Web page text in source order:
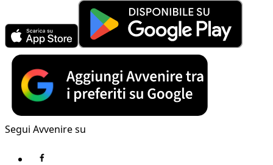
Segui Avvenire su